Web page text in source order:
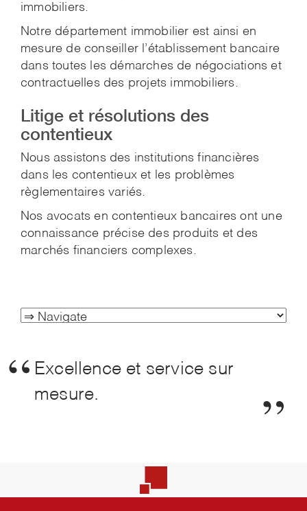
immobiliers.
Notre département immobilier est ainsi en
mesure de conseiller l’établissement bancaire
dans toutes les démarches de négociations et
contractuelles des projets immobiliers.
Litige et résolutions des
contentieux
Nous assistons des institutions financières
dans les contentieux et les problèmes
règlementaires variés.
Nos avocats en contentieux bancaires ont une
connaissance précise des produits et des
marchés financiers complexes.
Excellence et service sur
mesure.